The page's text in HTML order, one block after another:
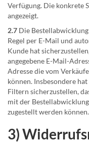
Verfügung. Die konkrete
angezeigt.
2.7 Die
Regel per E-Mail und
Kunde hat
angegebene E-Mail-
Adresse die vom
können. Insbesondere
Filtern sicherzustellen,
mit der
zugestellt werden können.
3)